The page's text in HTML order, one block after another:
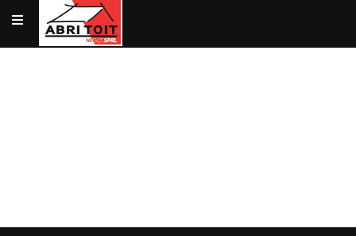
VOTRE TOITURE
NOTRE EXPÉRIENCE